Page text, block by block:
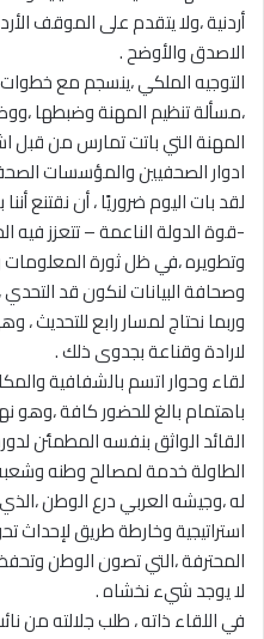
أردنية ،ولا يتقدم على الموقف
الاصدق والأوضح .
التوجيه الملكي ،ينسجم مع
،مسألة تنظيم المهنة وضبطها
المهنة التي باتت تمارس من قبل
ادوار الصحفيين والمؤسسات
لقد بات اليوم ضروريًا ، أن نقتنع
-قوة الدولة الناعمة – تتعزز فيه
وتطويره ،في ظل ثورة المعلومات
وصحافة البيانات لنكون قد
وربما نحتاج لمسار رابع للتحديث
لارادة وقناعة بجدوى ذلك .
لقاء وحوار اتسم بالشفافية
باهتمام بالغ للحضور كافة
القائد الواثق بنفسه المطمئن
الطاولة خدمة لمصالح وطنه
له ،وجيشه العربي درع الوطن
استراتيجية وخارطة طريق لإحداث
المحترفة ،التي تصون الوطن
لا يوجد شيء نخشاه .
في اللقاء ذاته ، طلب جلالته من